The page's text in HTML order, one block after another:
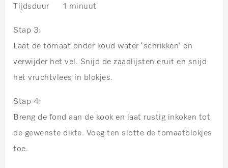
Tijdsduur 1 minuut
Stap 3:
Laat de tomaat onder koud water ‘schrikken’ en
verwijder het vel. Snijd de zaadlijsten eruit en snijd
het vruchtvlees in blokjes.
Stap 4:
Breng de fond aan de kook en laat rustig inkoken tot
de gewenste dikte. Voeg ten slotte de tomaatblokjes
toe.